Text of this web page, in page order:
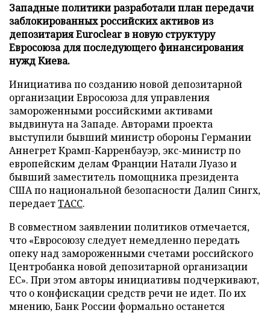
Западные политики разработали план передачи
заблокированных российских активов из
депозитария Euroclear в новую структуру
Евросоюза для последующего финансирования
нужд Киева.
Инициатива по созданию новой депозитарной
организации Евросоюза для управления
замороженными российскими активами
выдвинута на Западе. Авторами проекта
выступили бывший министр обороны Германии
Аннегрет Крамп-Карренбауэр, экс-министр по
европейским делам Франции Натали Луазо и
бывший заместитель помощника президента
США по национальной безопасности Далип Сингх,
передаетТАСС.
В совместном заявлении политиков отмечается,
что «Евросоюзу следует немедленно передать
опеку над замороженными счетами российского
Центробанка новой депозитарной организации
ЕС». При этом авторы инициативы подчеркивают,
что о конфискации средств речи не идет. По их
мнению, Банк России формально останется